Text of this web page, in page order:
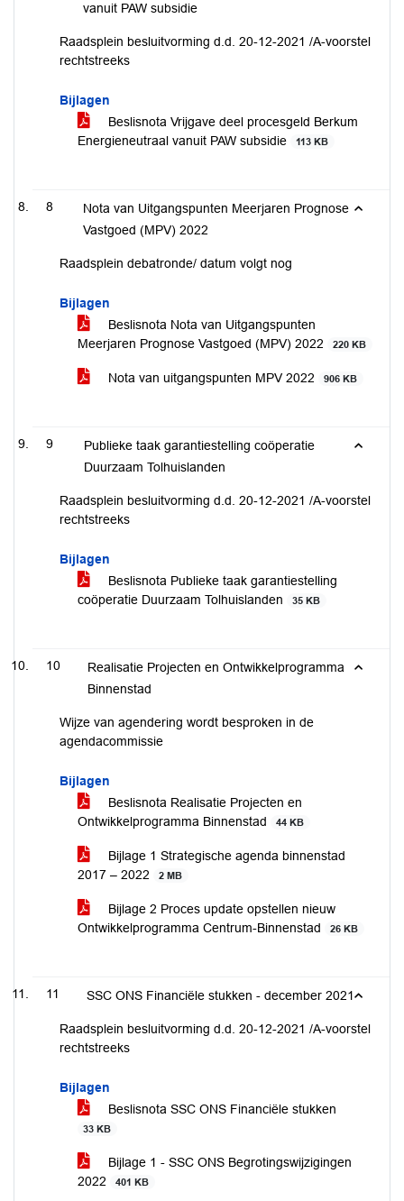
vanuit PAW subsidie
Raadsplein besluitvorming d.d. 20-12-2021 /A-voorstel
rechtstreeks
Bijlagen
Beslisnota Vrijgave deel procesgeld Berkum
Energieneutraal vanuit PAW subsidie
113 KB
8
Nota van Uitgangspunten Meerjaren Prognose
Vastgoed (MPV) 2022
Raadsplein debatronde/ datum volgt nog
Bijlagen
Beslisnota Nota van Uitgangspunten
Meerjaren Prognose Vastgoed (MPV) 2022
220 KB
Nota van uitgangspunten MPV 2022 906 KB
9
Publieke taak garantiestelling coöperatie
Duurzaam Tolhuislanden
Raadsplein besluitvorming d.d. 20-12-2021 /A-voorstel
rechtstreeks
Bijlagen
Beslisnota Publieke taak garantiestelling
coöperatie Duurzaam Tolhuislanden
35 KB
10
Realisatie Projecten en Ontwikkelprogramma
Binnenstad
Wijze van agendering wordt besproken in de
agendacommissie
Bijlagen
Beslisnota Realisatie Projecten en
Ontwikkelprogramma Binnenstad
44 KB
Bijlage 1 Strategische agenda binnenstad
2017 – 2022
2 MB
Bijlage 2 Proces update opstellen nieuw
Ontwikkelprogramma Centrum-Binnenstad
26 KB
11 SSC ONS Financiële stukken - december 2021
Raadsplein besluitvorming d.d. 20-12-2021 /A-voorstel
rechtstreeks
Bijlagen
Beslisnota SSC ONS Financiële stukken
33 KB
Bijlage 1 - SSC ONS Begrotingswijzigingen
2022
401 KB